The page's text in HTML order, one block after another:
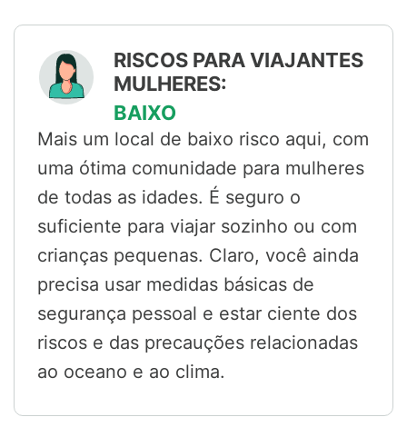
RISCOS PARA VIAJANTES
MULHERES:
BAIXO
Mais um local de baixo risco aqui, com
uma ótima comunidade para mulheres
de todas as idades. É seguro o
suficiente para viajar sozinho ou com
crianças pequenas. Claro, você ainda
precisa usar medidas básicas de
segurança pessoal e estar ciente dos
riscos e das precauções relacionadas
ao oceano e ao clima.